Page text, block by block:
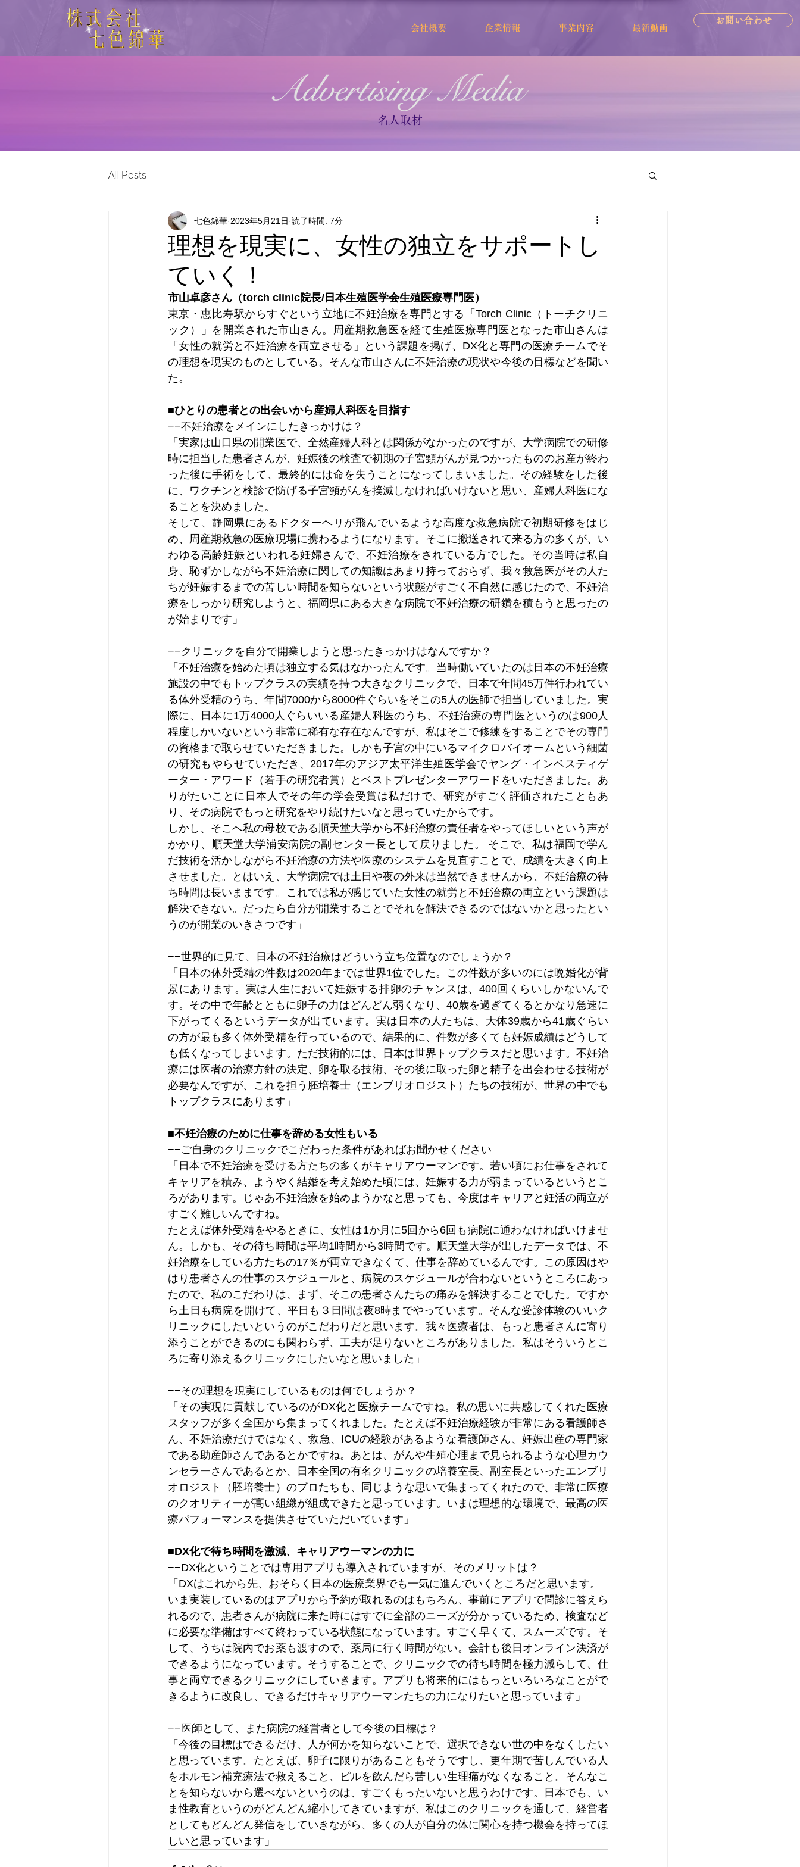
会社概要 企業情報 事業内容 最新動画
お問い合わせ
名人取材
All Posts
理想を現実に、女性の独立をサポートし
ていく！
七色錦華 2023年5月21日 読了時間: 7分
市山卓彦さん（torch clinic院長/日本生殖医学会生殖医療専門医）
東京・恵比寿駅からすぐという立地に不妊治療を専門とする「Torch Clinic（トーチクリニ
ック）」を開業された市山さん。周産期救急医を経て生殖医療専門医となった市山さんは
「女性の就労と不妊治療を両立させる」という課題を掲げ、DX化と専門の医療チームでそ
の理想を現実のものとしている。そんな市山さんに不妊治療の現状や今後の目標などを聞い
た。
■ひとりの患者との出会いから産婦人科医を目指す
−−不妊治療をメインにしたきっかけは？
「実家は山口県の開業医で、全然産婦人科とは関係がなかったのですが、大学病院での研修
時に担当した患者さんが、妊娠後の検査で初期の子宮頸がんが見つかったもののお産が終わ
った後に手術をして、最終的には命を失うことになってしまいました。その経験をした後
に、ワクチンと検診で防げる子宮頸がんを撲滅しなければいけないと思い、産婦人科医にな
ることを決めました。
そして、静岡県にあるドクターヘリが飛んでいるような高度な救急病院で初期研修をはじ
め、周産期救急の医療現場に携わるようになります。そこに搬送されて来る方の多くが、い
わゆる高齢妊娠といわれる妊婦さんで、不妊治療をされている方でした。その当時は私自
身、恥ずかしながら不妊治療に関しての知識はあまり持っておらず、我々救急医がその人た
ちが妊娠するまでの苦しい時間を知らないという状態がすごく不自然に感じたので、不妊治
療をしっかり研究しようと、福岡県にある大きな病院で不妊治療の研鑽を積もうと思ったの
が始まりです」
−−クリニックを自分で開業しようと思ったきっかけはなんですか？
「不妊治療を始めた頃は独立する気はなかったんです。当時働いていたのは日本の不妊治療
施設の中でもトップクラスの実績を持つ大きなクリニックで、日本で年間45万件行われてい
る体外受精のうち、年間7000から8000件ぐらいをそこの5人の医師で担当していました。実
際に、日本に1万4000人ぐらいいる産婦人科医のうち、不妊治療の専門医というのは900人
程度しかいないという非常に稀有な存在なんですが、私はそこで修練をすることでその専門
の資格まで取らせていただきました。しかも子宮の中にいるマイクロバイオームという細菌
の研究もやらせていただき、2017年のアジア太平洋生殖医学会でヤング・インベスティゲ
ーター・アワード（若手の研究者賞）とベストプレゼンターアワードをいただきました。あ
りがたいことに日本人でその年の学会受賞は私だけで、研究がすごく評価されたこともあ
り、その病院でもっと研究をやり続けたいなと思っていたからです。
しかし、そこへ私の母校である順天堂大学から不妊治療の責任者をやってほしいという声が
かかり、順天堂大学浦安病院の副センター長として戻りました。 そこで、私は福岡で学ん
だ技術を活かしながら不妊治療の方法や医療のシステムを見直すことで、成績を大きく向上
させました。とはいえ、大学病院では土日や夜の外来は当然できませんから、不妊治療の待
ち時間は長いままです。これでは私が感じていた女性の就労と不妊治療の両立という課題は
解決できない。だったら自分が開業することでそれを解決できるのではないかと思ったとい
うのが開業のいきさつです」
−−世界的に見て、日本の不妊治療はどういう立ち位置なのでしょうか？
「日本の体外受精の件数は2020年までは世界1位でした。この件数が多いのには晩婚化が背
景にあります。実は人生において妊娠する排卵のチャンスは、400回くらいしかないんで
す。その中で年齢とともに卵子の力はどんどん弱くなり、40歳を過ぎてくるとかなり急速に
下がってくるというデータが出ています。実は日本の人たちは、大体39歳から41歳ぐらい
の方が最も多く体外受精を行っているので、結果的に、件数が多くても妊娠成績はどうして
も低くなってしまいます。ただ技術的には、日本は世界トップクラスだと思います。不妊治
療には医者の治療方針の決定、卵を取る技術、その後に取った卵と精子を出会わせる技術が
必要なんですが、これを担う胚培養士（エンブリオロジスト）たちの技術が、世界の中でも
トップクラスにあります」
■不妊治療のために仕事を辞める女性もいる
−−ご自身のクリニックでこだわった条件があればお聞かせください
「日本で不妊治療を受ける方たちの多くがキャリアウーマンです。若い頃にお仕事をされて
キャリアを積み、ようやく結婚を考え始めた頃には、妊娠する力が弱まっているというとこ
ろがあります。じゃあ不妊治療を始めようかなと思っても、今度はキャリアと妊活の両立が
すごく難しいんですね。
たとえば体外受精をやるときに、女性は1か月に5回から6回も病院に通わなければいけませ
ん。しかも、その待ち時間は平均1時間から3時間です。順天堂大学が出したデータでは、不
妊治療をしている方たちの17％が両立できなくて、仕事を辞めているんです。この原因はや
はり患者さんの仕事のスケジュールと、病院のスケジュールが合わないというところにあっ
たので、私のこだわりは、まず、そこの患者さんたちの痛みを解決することでした。ですか
ら土日も病院を開けて、平日も３日間は夜8時までやっています。そんな受診体験のいいク
リニックにしたいというのがこだわりだと思います。我々医療者は、もっと患者さんに寄り
添うことができるのにも関わらず、工夫が足りないところがありました。私はそういうとこ
ろに寄り添えるクリニックにしたいなと思いました」
−−その理想を現実にしているものは何でしょうか？
「その実現に貢献しているのがDX化と医療チームですね。私の思いに共感してくれた医療
スタッフが多く全国から集まってくれました。たとえば不妊治療経験が非常にある看護師さ
ん、不妊治療だけではなく、救急、ICUの経験があるような看護師さん、妊娠出産の専門家
である助産師さんであるとかですね。あとは、がんや生殖心理まで見られるような心理カウ
ンセラーさんであるとか、日本全国の有名クリニックの培養室長、副室長といったエンブリ
オロジスト（胚培養士）のプロたちも、同じような思いで集まってくれたので、非常に医療
のクオリティーが高い組織が組成できたと思っています。いまは理想的な環境で、最高の医
療パフォーマンスを提供させていただいています」
■DX化で待ち時間を激減、キャリアウーマンの力に
−−DX化ということでは専用アプリも導入されていますが、そのメリットは？
「DXはこれから先、おそらく日本の医療業界でも一気に進んでいくところだと思います。
いま実装しているのはアプリから予約が取れるのはもちろん、事前にアプリで問診に答えら
れるので、患者さんが病院に来た時にはすでに全部のニーズが分かっているため、検査など
に必要な準備はすべて終わっている状態になっています。すごく早くて、スムーズです。そ
して、うちは院内でお薬も渡すので、薬局に行く時間がない。会計も後日オンライン決済が
できるようになっています。そうすることで、クリニックでの待ち時間を極力減らして、仕
事と両立できるクリニックにしていきます。アプリも将来的にはもっといろいろなことがで
きるように改良し、できるだけキャリアウーマンたちの力になりたいと思っています」
−−医師として、また病院の経営者として今後の目標は？
「今後の目標はできるだけ、人が何かを知らないことで、選択できない世の中をなくしたい
と思っています。たとえば、卵子に限りがあることもそうですし、更年期で苦しんでいる人
をホルモン補充療法で救えること、ピルを飲んだら苦しい生理痛がなくなること。そんなこ
とを知らないから選べないというのは、すごくもったいないと思うわけです。日本でも、い
ま性教育というのがどんどん縮小してきていますが、私はこのクリニックを通して、経営者
としてもどんどん発信をしていきながら、多くの人が自分の体に関心を持つ機会を持ってほ
しいと思っています」